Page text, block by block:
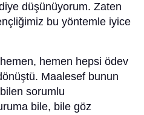
düşünüyorum. Zaten
bu yöntemle iyice
hemen hepsi ödev
Maalesef bunun
sorumlu
bile, bile göz